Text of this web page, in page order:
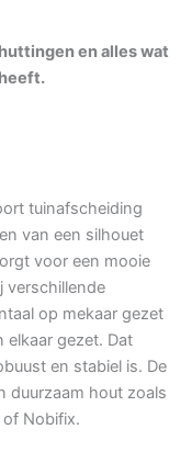
en alles wat
tuinafscheiding
van een silhouet
voor een mooie
verschillende
op mekaar gezet
elkaar gezet. Dat
en stabiel is. De
duurzaam hout zoals
Nobifix.